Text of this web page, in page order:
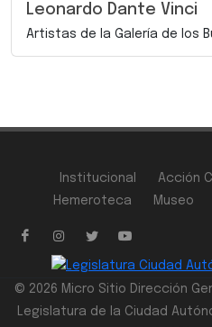
Leonardo Dante Vinci
Artistas de la Galería de los
Institucional Acción
Hemeroteca
Museo
© 2026 Micro Sitio Dirección
Legislatura de la Ciudad